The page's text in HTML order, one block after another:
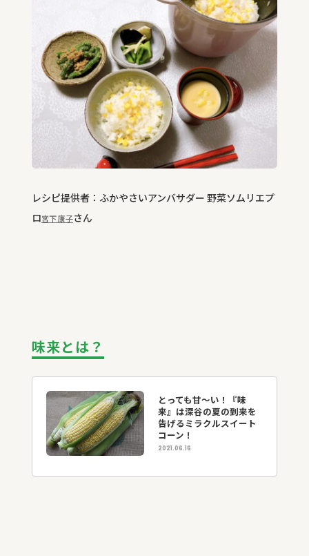
レシピ提供者：ふかやさいアンバサダー 野菜ソムリエプ
ロ宮下 康子さん
味来とは？
とっても甘～い！『味
来』は深谷の夏の到来を
告げるミラクルスイート
コーン！
2021.06.16